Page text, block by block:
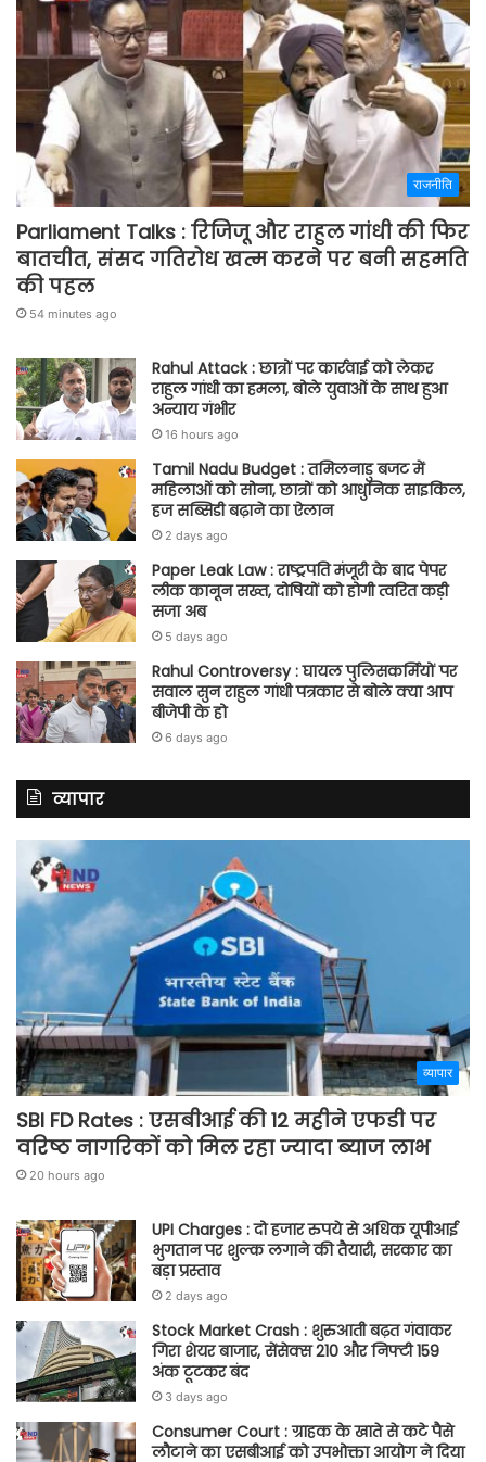
राजनीति
Parliament Talks : रिजिजू और राहुल गांधी की फिर
बातचीत, संसद गतिरोध खत्म करने पर बनी सहमति
की पहल
54 minutes ago
Rahul Attack : छात्रों पर कार्रवाई को लेकर
राहुल गांधी का हमला, बोले युवाओं के साथ हुआ
अन्याय गंभीर
16 hours ago
Tamil Nadu Budget : तमिलनाडु बजट में
महिलाओं को सोना, छात्रों को आधुनिक साइकिल,
हज सब्सिडी बढ़ाने का ऐलान
2 days ago
Paper Leak Law : राष्ट्रपति मंजूरी के बाद पेपर
लीक कानून सख्त, दोषियों को होगी त्वरित कड़ी
सजा अब
5 days ago
Rahul Controversy : घायल पुलिसकर्मियों पर
सवाल सुन राहुल गांधी पत्रकार से बोले क्या आप
बीजेपी के हो
6 days ago
व्यापार
व्यापार
SBI FD Rates : एसबीआई की 12 महीने एफडी पर
वरिष्ठ नागरिकों को मिल रहा ज्यादा ब्याज लाभ
20 hours ago
UPI Charges : दो हजार रुपये से अधिक यूपीआई
भुगतान पर शुल्क लगाने की तैयारी, सरकार का
बड़ा प्रस्ताव
2 days ago
Stock Market Crash : शुरुआती बढ़त गंवाकर
गिरा शेयर बाजार, सेंसेक्स 210 और निफ्टी 159
अंक टूटकर बंद
3 days ago
Consumer Court : ग्राहक के खाते से कटे पैसे
लौटाने का एसबीआई को उपभोक्ता आयोग ने दिया